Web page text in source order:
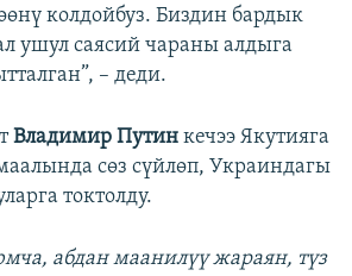
колдойбуз. Биздин бардык
ушул саясий чараны алдыга
– деди.
Владимир Путин кечээ Якутияга
сөз сүйлөп, Украиндагы
токтолду.
абдан маанилүү жараян, түз